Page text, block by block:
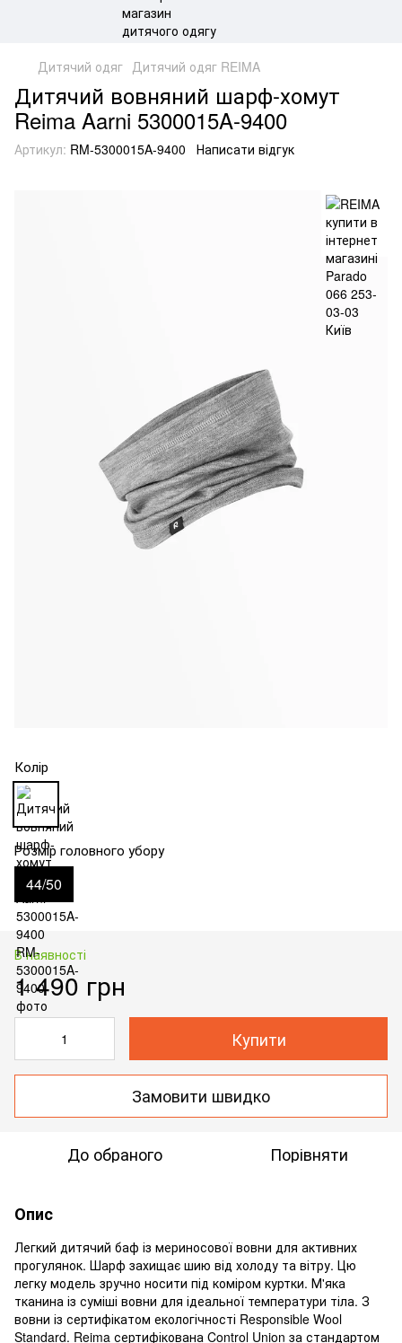
Дитячий одяг Дитячий одяг REIMA
Дитячий вовняний шарф-хомут
Reima Aarni 5300015A-9400
Артикул: RM-5300015A-9400 Написати відгук
Колір
Розмір головного убору
44/50
В наявності
1 490 грн
Купити
Замовити швидко
До обраного Порівняти
Опис
Легкий дитячий баф із мериносової вовни для активних
прогулянок. Шарф захищає шию від холоду та вітру. Цю
легку модель зручно носити під коміром куртки. М'яка
тканина із суміші вовни для ідеальної температури тіла. З
вовни із сертифікатом екологічності Responsible Wool
Standard. Reima сертифікована Control Union за стандартом